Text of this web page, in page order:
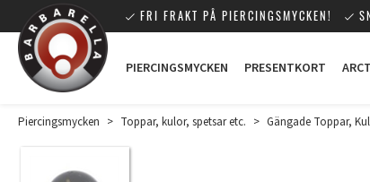
FRI FRAKT PÅ PIERCINGSMYCKEN!
PIERCINGSMYCKEN PRESENTKORT
Piercingsmycken > Toppar, kulor, spetsar etc. > Gängade Toppar,